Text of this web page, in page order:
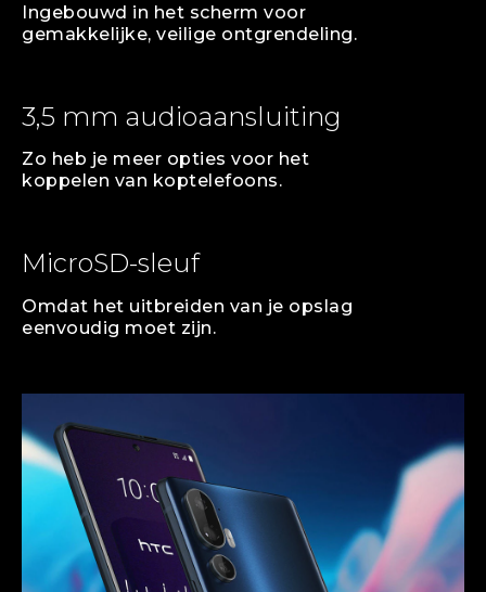
Ingebouwd in het scherm voor
gemakkelijke, veilige ontgrendeling.
3,5 mm audioaansluiting
Zo heb je meer opties voor het
koppelen van koptelefoons.
MicroSD-sleuf
Omdat het uitbreiden van je opslag
eenvoudig moet zijn.